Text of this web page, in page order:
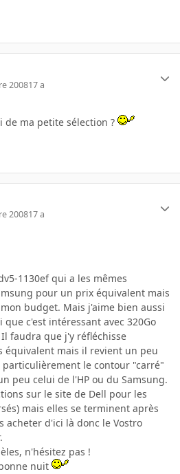
200817 a
ma petite sélection ?
200817 a
1130ef qui a les mêmes
pour un prix équivalent mais
budget. Mais j'aime bien aussi
que c'est intéressant avec 320Go
faudra que j'y réfléchisse
équivalent mais il revient un peu
le contour "carré"
peu celui de l'HP ou du Samsung.
sur le site de Dell pour les
mais elles se terminent après
acheter d'ici là donc le Vostro
n'hésitez pas !
nuit